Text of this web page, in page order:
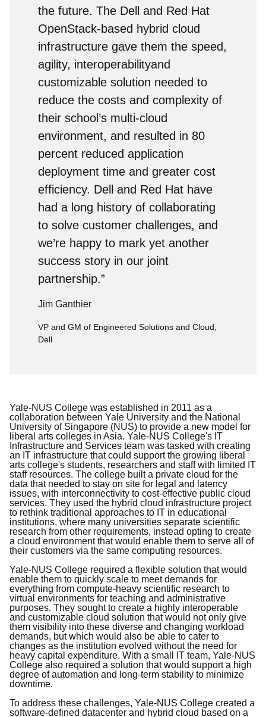
the future. The Dell and Red Hat
OpenStack-based hybrid cloud
infrastructure gave them the speed,
agility, interoperabilityand
customizable solution needed to
reduce the costs and complexity of
their school’s multi-cloud
environment, and resulted in 80
percent reduced application
deployment time and greater cost
efficiency. Dell and Red Hat have
had a long history of collaborating
to solve customer challenges, and
we’re happy to mark yet another
success story in our joint
partnership.”
Jim Ganthier
VP and GM of Engineered Solutions and Cloud,
Dell
Yale-NUS College was established in 2011 as a
collaboration between Yale University and the National
University of Singapore (NUS) to provide a new model for
liberal arts colleges in Asia. Yale-NUS College's IT
Infrastructure and Services team was tasked with creating
an IT infrastructure that could support the growing liberal
arts college's students, researchers and staff with limited IT
staff resources. The college built a private cloud for the
data that needed to stay on site for legal and latency
issues, with interconnectivity to cost-effective public cloud
services. They used the hybrid cloud infrastructure project
to rethink traditional approaches to IT in educational
institutions, where many universities separate scientific
research from other requirements, instead opting to create
a cloud environment that would enable them to serve all of
their customers via the same computing resources.
Yale-NUS College required a flexible solution that would
enable them to quickly scale to meet demands for
everything from compute-heavy scientific research to
virtual environments for teaching and administrative
purposes. They sought to create a highly interoperable
and customizable cloud solution that would not only give
them visibility into these diverse and changing workload
demands, but which would also be able to cater to
changes as the institution evolved without the need for
heavy capital expenditure. With a small IT team, Yale-NUS
College also required a solution that would support a high
degree of automation and long-term stability to minimize
downtime.
To address these challenges, Yale-NUS College created a
software-defined datacenter and hybrid cloud based on a